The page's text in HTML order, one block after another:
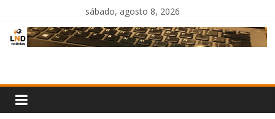
contenido
sábado, agosto 8, 2026
Noticias